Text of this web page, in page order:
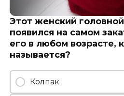
Этот женский
появился на самом
его в любом возрасте,
называется?
Колпак